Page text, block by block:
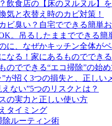
飲食店の【床のヌルヌル】
気と衣替え時のカビ対策！
ビ臭い？自宅でできる簡単
。吊るしたままでできる簡
に、なぜかキッチン全体が
なる！家にあるものででき
のでできる“エコ掃除”の始
が招く3つの損失と、正しい
ない”5つのリスクとは？
の実力と正しい使い方
タイミング
除ルーティン術